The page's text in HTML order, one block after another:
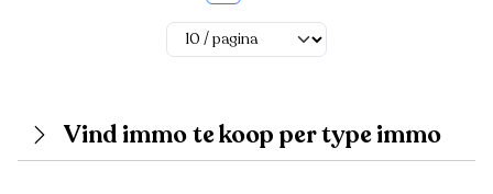
Vind immo te koop per type immo